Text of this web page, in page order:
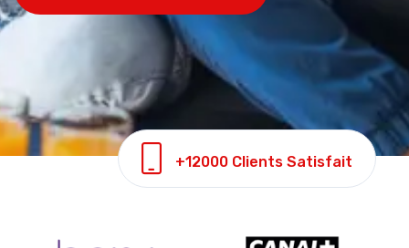
+12000 Clients Satisfait